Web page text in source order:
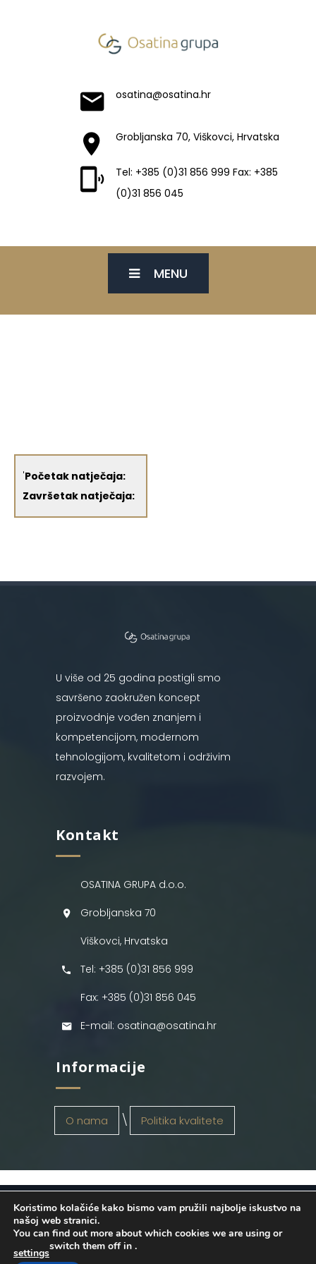
osatina@osatina.hr
Grobljanska 70, Viškovci, Hrvatska
Tel: +385 (0)31 856 999 Fax: +385
(0)31 856 045
MENU
'Početak natječaja:
Završetak natječaja:
U više od 25 godina postigli smo
savršeno zaokružen koncept
proizvodnje vođen znanjem i
kompetencijom, modernom
tehnologijom, kvalitetom i održivim
razvojem.
Kontakt
OSATINA GRUPA d.o.o.
Grobljanska 70
Viškovci, Hrvatska
Tel: +385 (0)31 856 999
Fax: +385 (0)31 856 045
E-mail: osatina@osatina.hr
Informacije
O nama Politika kvalitete
OSATINA GRUPA d.o.o. 2026
. Configured
byINFOS Osijek. Sva prava pridržana.
Koristimo kolačiće kako bismo vam pružili najbolje iskustvo na
našoj web stranici.
You can find out more about which cookies we are using or
switch them off in
settings
.